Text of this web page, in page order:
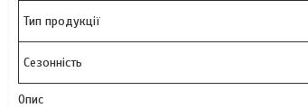
Тип продукції
Сезонність
Опис